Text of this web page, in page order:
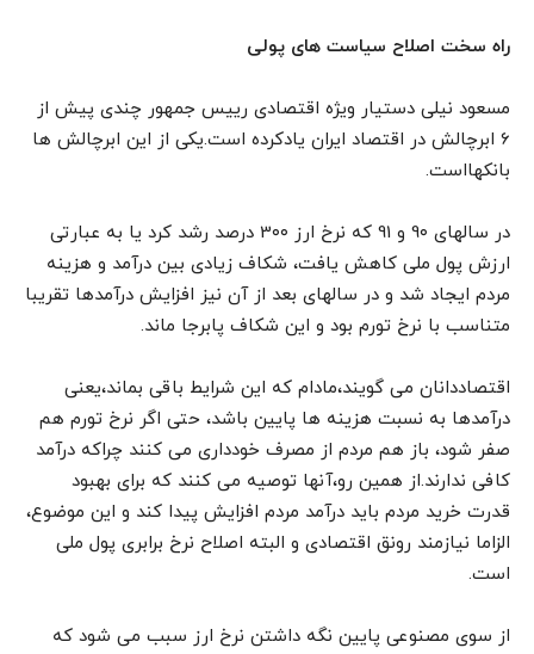
راه سخت اصلاح سیاست های پولی
مسعود نیلی دستیار ویژه اقتصادی رییس جمهور چندی پیش از
6 ابرچالش در اقتصاد ایران یادکرده است.یکی از این ابرچالش ها
بانکهااست.
در سالهای 9۰ و 91 که نرخ ارز 3۰۰ درصد رشد کرد یا به عبارتی
ارزش پول ملی کاهش یافت، شکاف زیادی بین درآمد و هزینه
مردم ایجاد شد و در سالهای بعد از آن نیز افزایش درآمدها تقریبا
متناسب با نرخ تورم بود و این شکاف پابرجا ماند.
اقتصاددانان می گویند،مادام که این شرایط باقی بماند،یعنی
درآمدها به نسبت هزینه ها پایین باشد، حتی اگر نرخ تورم هم
صفر شود، باز هم مردم از مصرف خودداری می کنند چراکه درآمد
کافی ندارند.از همین رو،آنها توصیه می کنند که برای بهبود
قدرت خرید مردم باید درآمد مردم افزایش پیدا کند و این موضوع،
الزاما نیازمند رونق اقتصادی و البته اصلاح نرخ برابری پول ملی
است.
از سوی مصنوعی پایین نگه داشتن نرخ ارز سبب می شود که